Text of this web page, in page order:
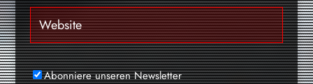
Abonniere unseren Newsletter